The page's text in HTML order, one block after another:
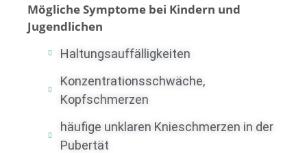
Mögliche Symptome bei Kindern und
Jugendlichen
Haltungsauffälligkeiten
Konzentrationsschwäche,
Kopfschmerzen
häufige unklaren Knieschmerzen in der
Pubertät